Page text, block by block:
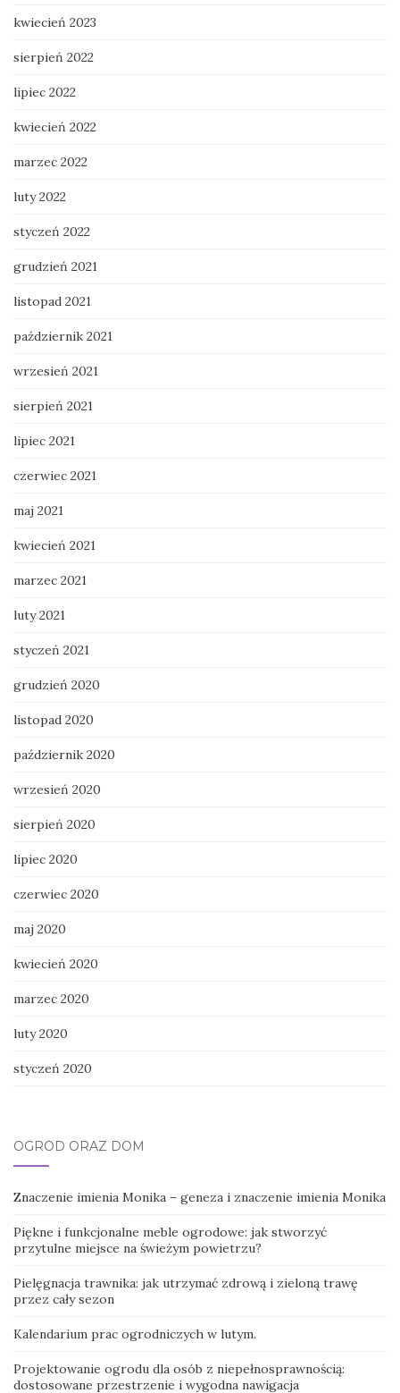
kwiecień 2023
sierpień 2022
lipiec 2022
kwiecień 2022
marzec 2022
luty 2022
styczeń 2022
grudzień 2021
listopad 2021
październik 2021
wrzesień 2021
sierpień 2021
lipiec 2021
czerwiec 2021
maj 2021
kwiecień 2021
marzec 2021
luty 2021
styczeń 2021
grudzień 2020
listopad 2020
październik 2020
wrzesień 2020
sierpień 2020
lipiec 2020
czerwiec 2020
maj 2020
kwiecień 2020
marzec 2020
luty 2020
styczeń 2020
OGRÓD ORAZ DOM
Znaczenie imienia Monika – geneza i znaczenie imienia Monika
Piękne i funkcjonalne meble ogrodowe: jak stworzyć
przytulne miejsce na świeżym powietrzu?
Pielęgnacja trawnika: jak utrzymać zdrową i zieloną trawę
przez cały sezon
Kalendarium prac ogrodniczych w lutym.
Projektowanie ogrodu dla osób z niepełnosprawnością:
dostosowane przestrzenie i wygodna nawigacja